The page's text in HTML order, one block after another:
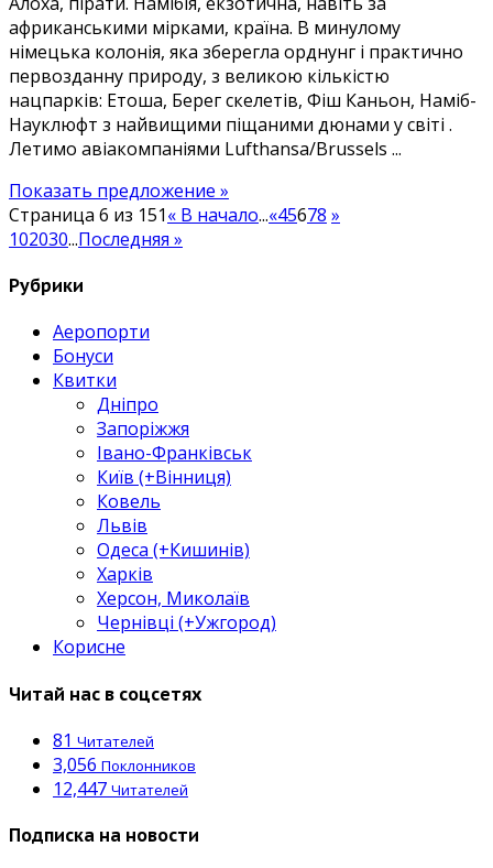
грудні
африканськими мірками, країна. В минулому
німецька колонія, яка зберегла орднунг і практично
первозданну природу, з великою кількістю
нацпарків: Етоша, Берег скелетів, Фіш Каньон, Наміб-
Науклюфт з найвищими піщаними дюнами у світі .
Летимо авіакомпаніями Lufthansa/Brussels ...
Показать предложение »
Страница 6 из 151« В начало...«45678 »
102030...Последняя »
Рубрики
Аеропорти
Бонуси
Квитки
Дніпро
Запоріжжя
Івано-Франківськ
Київ (+Вінниця)
Ковель
Львів
Одеса (+Кишинів)
Харків
Херсон, Миколаїв
Чернівці (+Ужгород)
Корисне
Читай нас в соцсетях
81 Читателей
3,056 Поклонников
12,447 Читателей
Подписка на новости